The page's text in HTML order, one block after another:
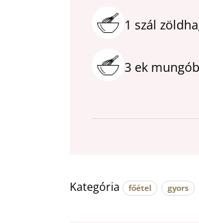
1 szál
3 ek
Kategória főétel gyors